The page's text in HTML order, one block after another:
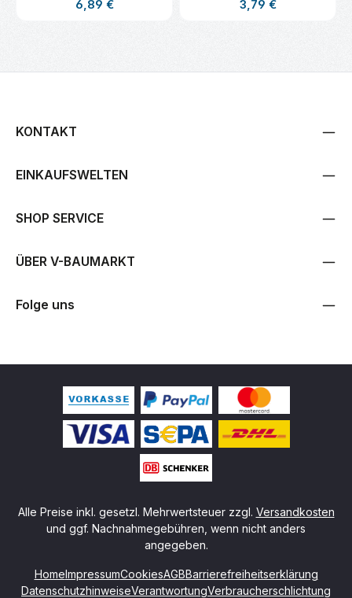
Regulärer Preis:
6,89 €
Regulärer Preis:
3,79 €
KONTAKT
EINKAUFSWELTEN
SHOP SERVICE
ÜBER V-BAUMARKT
Folge uns
Alle Preise inkl. gesetzl. Mehrwertsteuer zzgl. Versandkosten
und ggf. Nachnahmegebühren, wenn nicht anders
angegeben.
HomeImpressumCookiesAGBBarrierefreiheitserklärung
DatenschutzhinweiseVerantwortungVerbraucherschlichtung